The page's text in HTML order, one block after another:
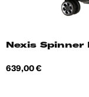
Nexis Spinner
Hind
639,00 €